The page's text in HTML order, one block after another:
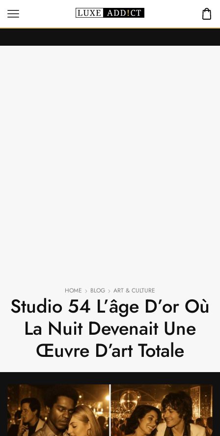
HOME BLOG ART & CULTURE
Studio 54 L’âge D’or Où
La Nuit Devenait Une
Œuvre D’art Totale